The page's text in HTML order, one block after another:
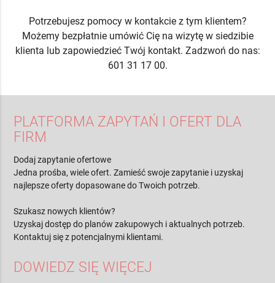
Potrzebujesz pomocy w kontakcie z tym klientem?
Możemy bezpłatnie umówić Cię na wizytę w siedzibie
klienta lub zapowiedzieć Twój kontakt. Zadzwoń do nas:
601 31 17 00.
PLATFORMA ZAPYTAŃ I OFERT DLA
FIRM
Dodaj zapytanie ofertowe
Jedna prośba, wiele ofert. Zamieść swoje zapytanie i uzyskaj
najlepsze oferty dopasowane do Twoich potrzeb.
Szukasz nowych klientów?
Uzyskaj dostęp do planów zakupowych i aktualnych potrzeb.
Kontaktuj się z potencjalnymi klientami.
DOWIEDZ SIĘ WIĘCEJ